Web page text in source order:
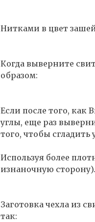
Нитками в цвет
Когда выверните
образом:
Если после того, как
углы, еще раз
того, чтобы сгладить
Используя более
изнаночную сторону).
Заготовка чехла из
так: